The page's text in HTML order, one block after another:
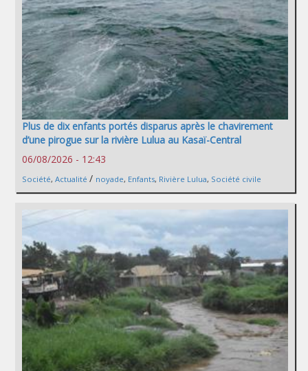
Plus de dix enfants portés disparus après le chavirement
d’une pirogue sur la rivière Lulua au Kasaï-Central
06/08/2026 - 12:43
Société, Actualité / noyade, Enfants, Rivière Lulua, Société civile